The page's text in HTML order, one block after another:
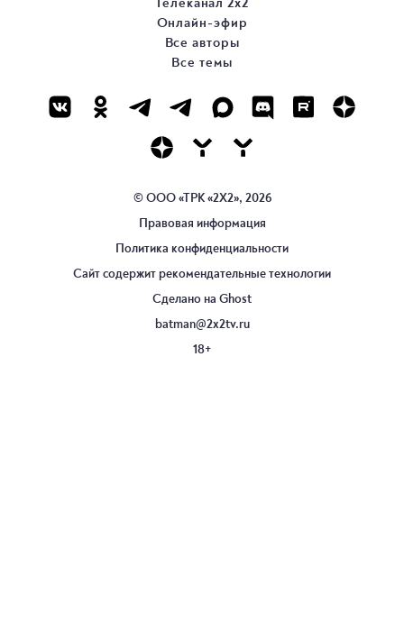
Телеканал 2х2
Онлайн-эфир
Все авторы
Все темы
© ООО «ТРК «2Х2», 2026
Правовая информация
Политика конфиденциальности
Сайт содержит рекомендательные технологии
Сделано на Ghost
batman@2x2tv.ru
18+